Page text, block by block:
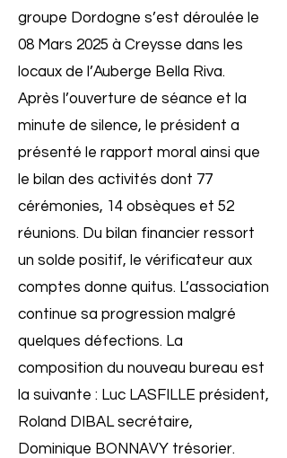
groupe Dordogne s’est déroulée le
08 Mars 2025 à Creysse dans les
locaux de l’Auberge Bella Riva.
Après l’ouverture de séance et la
minute de silence, le président a
présenté le rapport moral ainsi que
le bilan des activités dont 77
cérémonies, 14 obsèques et 52
réunions. Du bilan financier ressort
un solde positif, le vérificateur aux
comptes donne quitus. L’association
continue sa progression malgré
quelques défections. La
composition du nouveau bureau est
la suivante : Luc LASFILLE président,
Roland DIBAL secrétaire,
Dominique BONNAVY trésorier.